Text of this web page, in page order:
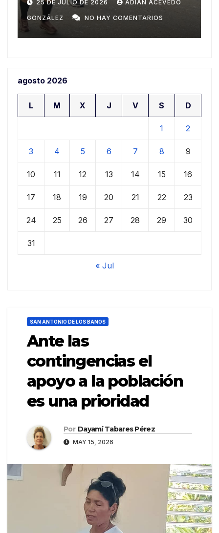
20 DE JULIO DE 2026 ADIAN ACEVEDO
GONZÁLEZ NO HAY COMENTARIOS
agosto 2026
L M X J V S D
1 2
3 4 5 6 7 8 9
10 11 12 13 14 15 16
17 18 19 20 21 22 23
24 25 26 27 28 29 30
31
« Jul
SAN ANTONIO DE LOS BAÑOS
Ante las
contingencias el
apoyo a la población
es una prioridad
Por Dayamí Tabares Pérez
MAY 15, 2026